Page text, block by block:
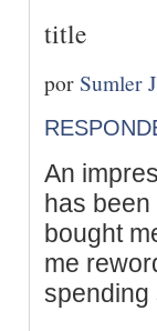
title
porSumler
An
has
bought
me
spending